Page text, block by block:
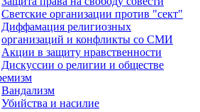
Светские организации против "сект"
Диффамация религиозных
организаций и конфликты со СМИ
Акции в защиту нравственности
Дискуссии о религии и обществе
Вандализм
Убийства и насилие